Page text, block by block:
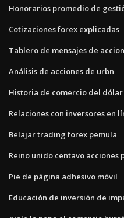
Honorarios promedio de
Cotizaciones forex explicadas
Tablero de mensajes de
Análisis de acciones de urbn
Historia de comercio del
Relaciones con inversores en
Belajar trading forex pemula
Reino unido centavo acciones
Pie de página adhesivo móvil
Educación de inversión de